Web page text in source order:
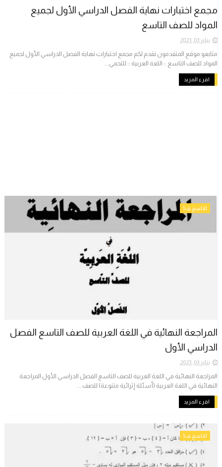
مجمع اختبارات نهاية الفصل الدراسي الأول لجميع
المواد للصف التاسع
يناير 03, 2023
متابعو موقع المتقدمون نقدم لكم مجمع اختبارات نهاية الفصل الدراسي الأول لجميع
المواد للصف التاسع :: اللغة العربية :: للتحمي...
اقرء المزيد
التاسع ف1
المراجعة النهائية في اللغة العربية للصف التاسع الفصل
الدراسي الأول
يناير 03, 2023
المراجعة النهائية في اللغة العربية للصف التاسع الفصل الدراسي الأول المراجعة
النهائية في اللغة العربية (أسئلة إثرائية متنوعة) للصف ...
اقرء المزيد
التاسع ف1